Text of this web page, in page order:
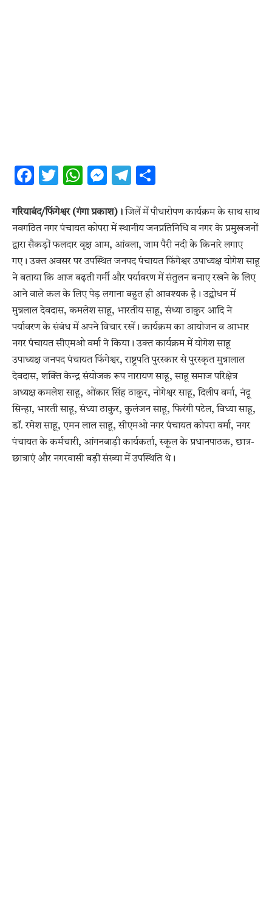
Facebook
Twitter
WhatsApp
Messenger
Telegram
गरियाबंद/फिंगेश्वर (गंगा प्रकाश)। जिलें में पौधारोपण कार्यक्रम के साथ साथ
नवगठित नगर पंचायत कोपरा में स्थानीय जनप्रतिनिधि व नगर के प्रमुखजनों
द्वारा सैकड़ों फलदार वृक्ष आम, आंवला, जाम पैरी नदी के किनारे लगाए
गए। उक्त अवसर पर उपस्थित जनपद पंचायत फिंगेश्वर उपाध्यक्ष योगेश साहू
ने बताया कि आज बढ़ती गर्मी और पर्यावरण में संतुलन बनाए रखने के लिए
आने वाले कल के लिए पेड़ लगाना बहुत ही आवश्यक है। उद्बोधन में
मुन्नलाल देवदास, कमलेश साहू, भारतीय साहू, संध्या ठाकुर आदि ने
पर्यावरण के संबंध में अपने विचार रखें। कार्यक्रम का आयोजन व आभार
नगर पंचायत सीएमओ वर्मा ने किया। उक्त कार्यक्रम में योगेश साहू
उपाध्यक्ष जनपद पंचायत फिंगेश्वर, राष्ट्रपति पुरस्कार से पुरस्कृत मुन्नालाल
देवदास, शक्ति केन्द्र संयोजक रूप नारायण साहू, साहू समाज परिक्षेत्र
अध्यक्ष कमलेश साहू, ओंकार सिंह ठाकुर, नोगेश्वर साहू, दिलीप वर्मा, नंदू
सिन्हा, भारती साहू, संध्या ठाकुर, कुलंजन साहू, फिरंगी पटेल, विध्या साहू,
डॉ. रमेश साहू, एमन लाल साहू, सीएमओ नगर पंचायत कोपरा वर्मा, नगर
पंचायत के कर्मचारी, आंगनबाड़ी कार्यकर्ता, स्कूल के प्रधानपाठक, छात्र-
छात्राएं और नगरवासी बड़ी संख्या में उपस्थिति थे।